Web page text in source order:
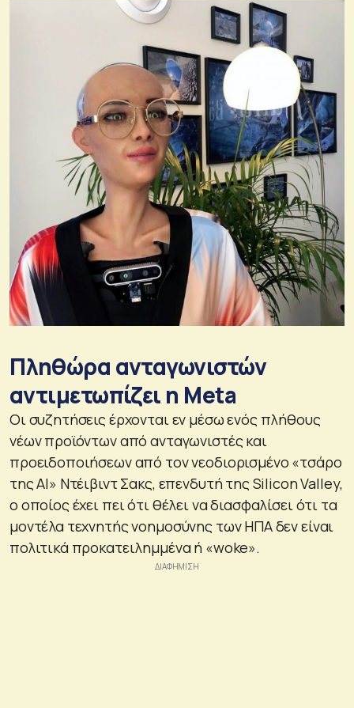
Πληθώρα ανταγωνιστών
αντιμετωπίζει η Meta
Οι συζητήσεις έρχονται εν μέσω ενός πλήθους
νέων προϊόντων από ανταγωνιστές και
προειδοποιήσεων από τον νεοδιορισμένο «τσάρο
της AI» Ντέιβιντ Σακς, επενδυτή της Silicon Valley,
ο οποίος έχει πει ότι θέλει να διασφαλίσει ότι τα
μοντέλα τεχνητής νοημοσύνης των ΗΠΑ δεν είναι
πολιτικά προκατειλημμένα ή «woke».